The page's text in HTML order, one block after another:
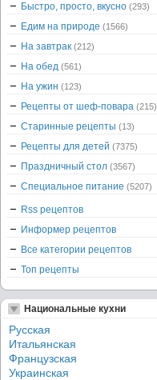
Быстро, просто, вкусно (293)
Едим на природе (1566)
На завтрак (212)
На обед (561)
На ужин (123)
Рецепты от шеф-повара (215)
Старинные рецепты (13)
Рецепты для детей (7375)
Праздничный стол (3567)
Специальное питание (5207)
Rss рецептов
Информер рецептов
Все категории рецептов
Топ рецепты
Национальные кухни
Русская
Итальянская
Французская
Украинская